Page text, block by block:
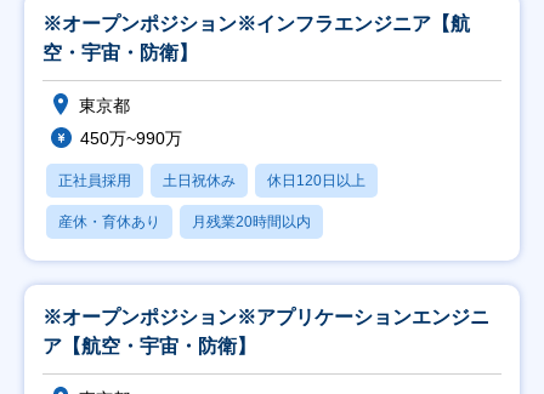
※オープンポジション※インフラエンジニア【航
空・宇宙・防衛】
東京都
450万~990万
正社員採用 土日祝休み 休日120日以上
産休・育休あり 月残業20時間以内
※オープンポジション※アプリケーションエンジニ
ア【航空・宇宙・防衛】